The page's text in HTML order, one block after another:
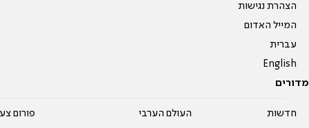
הצהרת נגישות
המייל האדום
עברית
English
מדורים
חדשות
העולם הערבי
פורום